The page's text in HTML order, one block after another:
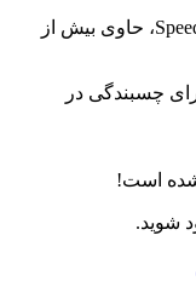
جنس رویه: مش تنفس‌پذیر با فناوری Speed Shift، حاوی بیش از
چسبندگی در
است!
شوید.